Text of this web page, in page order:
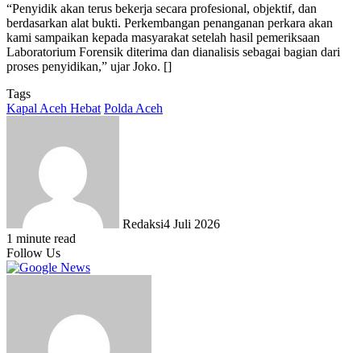
“Penyidik akan terus bekerja secara profesional, objektif, dan
berdasarkan alat bukti. Perkembangan penanganan perkara akan
kami sampaikan kepada masyarakat setelah hasil pemeriksaan
Laboratorium Forensik diterima dan dianalisis sebagai bagian dari
proses penyidikan,” ujar Joko. []
Tags
Kapal Aceh Hebat Polda Aceh
Redaksi4 Juli 2026
1 minute read
Follow Us